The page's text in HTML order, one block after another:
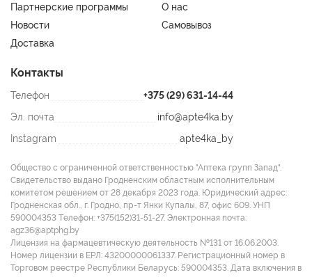
Партнерские программы
О нас
Новости
Самовывоз
Доставка
Контакты
Телефон
+375 (29) 631-14-44
Эл. почта
info@apte4ka.by
Instagram
apte4ka_by
Общество с ограниченной ответственностью "Аптека групп Запад".
Свидетельство выдано Гродненским областным исполнительным
комитетом решением от 28 декабря 2023 года. Юридический адрес:
Гродненская обл., г. Гродно, пр-т Янки Купалы, 87, офис 609. УНП
590004353 Tелефон: +375(152)31-51-27. Электронная почта:
agz36@aptphg.by
Лицензия на фармацевтическую деятельность №131 от 16.06.2003.
Номер лицензии в ЕРЛ: 43200000061337. Регистрационный номер в
Торговом реестре Республики Беларусь: 590004353. Дата включения в